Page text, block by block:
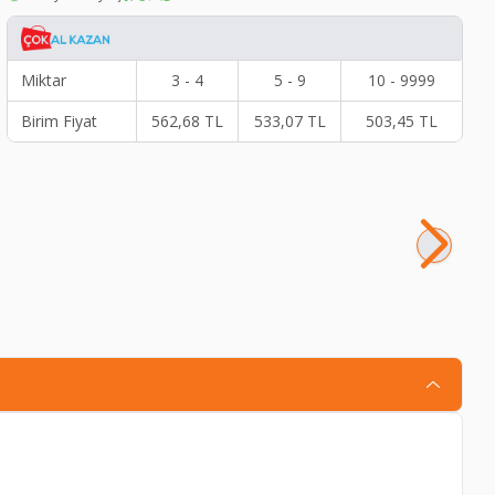
Miktar 3 - 4 5 - 9
10 - 9999
Birim Fiyat
562,68 TL 533,07 TL 503,45 TL